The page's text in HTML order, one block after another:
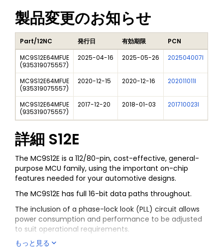
製品変更のお知らせ
Part/12NC 発行日 有効期限 PCN
MC9S12E64MFUE
(935319075557)
2025-04-16 2025-05-26 202504007I
MC9S12E64MFUE
(935319075557)
2020-12-15 2020-12-16 202011011I
MC9S12E64MFUE
(935319075557)
2017-12-20 2018-01-03 201710023I
詳細 S12E
The MC9S12E is a 112/80-pin, cost-effective, general-
purpose MCU family, using the important on-chip
features needed for your automotive designs.
The MC9S12E has full 16-bit data paths throughout.
The inclusion of a phase-lock look (PLL) circuit allows
power consumption and performance to be adjusted
to suit operational requirements.
An on-chip bandgap-based voltage regulator (Vreg)
もっと見る